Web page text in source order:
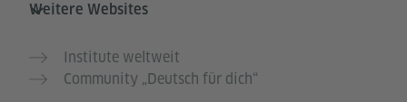
Weitere Websites
Institute weltweit
Community „Deutsch für dich“